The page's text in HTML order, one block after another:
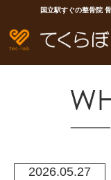
国立駅すぐの整骨院
2026.05.27